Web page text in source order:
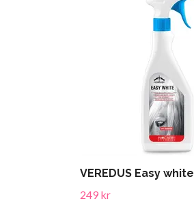
VEREDUS Easy white
249 kr